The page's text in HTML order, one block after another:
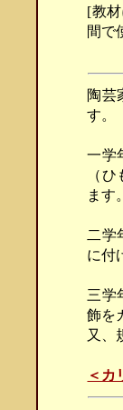
[教
間で
陶芸
す。
一学
（
ます。
二学
に付
三学
飾を
又、
＜カ